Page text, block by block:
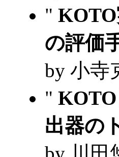
"
の評価
by 小寺
"
出器の